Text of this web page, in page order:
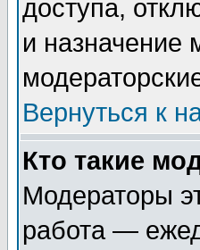
доступа,
и назначение
Вернуться к
Кто такие
Модераторы
работа —